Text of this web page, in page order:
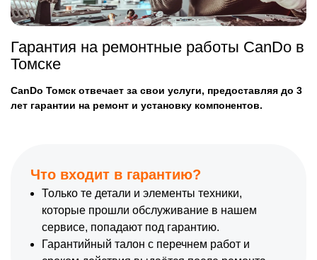
Гарантия на ремонтные работы CanDo в
Томске
CanDo Томск отвечает за свои услуги, предоставляя до 3
лет гарантии на ремонт и установку компонентов.
Что входит в гарантию?
Только те детали и элементы техники,
которые прошли обслуживание в нашем
сервисе, попадают под гарантию.
Гарантийный талон с перечнем работ и